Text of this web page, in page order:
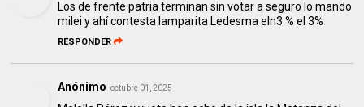
Los de frente patria terminan sin votar a seguro lo mando
milei y ahí contesta lamparita Ledesma eln3 % el 3%
RESPONDER
Anónimo octubre 01, 2025